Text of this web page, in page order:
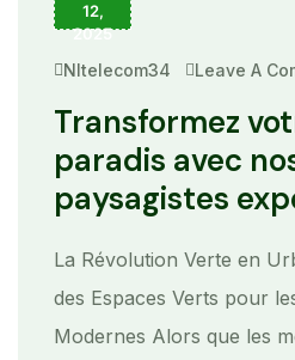
12,
2025
Nltelecom34 Leave A
On
Jardin
Paradis
Avec
Nos
Paysagistes
Transformez
paradis avec
paysagistes
La Révolution Verte en
des Espaces Verts pour
Modernes Alors que les